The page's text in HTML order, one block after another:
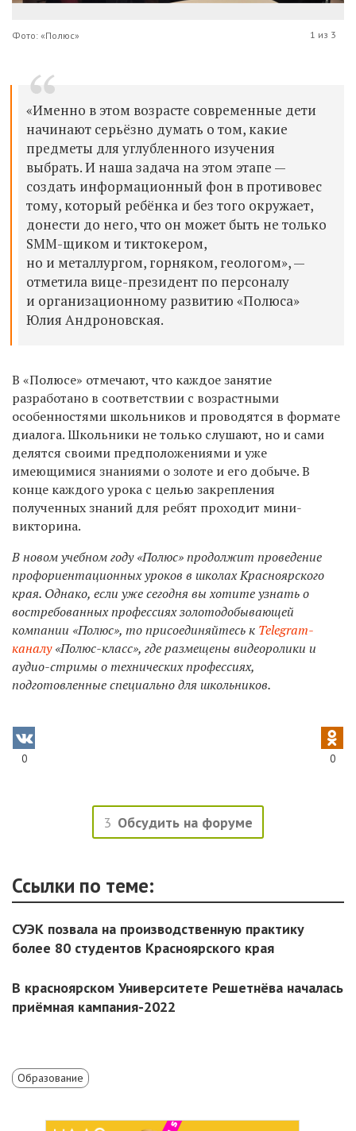
Фото: «Полюс» 1 из 3
«Именно в этом возрасте современные дети
начинают серьёзно думать о том, какие
предметы для углубленного изучения
выбрать. И наша задача на этом этапе —
создать информационный фон в противовес
тому, который ребёнка и без того окружает,
донести до него, что он может быть не только
SMM-щиком и тиктокером,
но и металлургом, горняком, геологом», —
отметила вице-президент по персоналу
и организационному развитию «Полюса»
Юлия Андроновская.
В «Полюсе» отмечают, что каждое занятие
разработано в соответствии с возрастными
особенностями школьников и проводятся в формате
диалога. Школьники не только слушают, но и сами
делятся своими предположениями и уже
имеющимися знаниями о золоте и его добыче. В
конце каждого урока с целью закрепления
полученных знаний для ребят проходит мини-
викторина.
В новом учебном году «Полюс» продолжит проведение
профориентационных уроков в школах Красноярского
края. Однако, если уже сегодня вы хотите узнать о
востребованных профессиях золотодобывающей
компании «Полюс», то присоединяйтесь к Telegram-
каналу«Полюс-класс», где размещены видеоролики и
аудио-стримы о технических профессиях,
подготовленные специально для школьников.
0 0
3 Обсудить на форуме
Ссылки по теме:
СУЭК позвала на производственную практику
более 80 студентов Красноярского края
В красноярском Университете Решетнёва началась
приёмная кампания-2022
Образование